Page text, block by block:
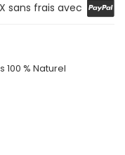
sans frais avec
100 % Naturel